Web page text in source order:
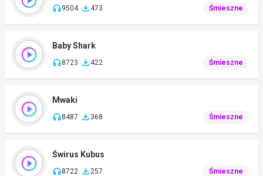
9504 473 Śmieszne
Baby Shark
8723 422 Śmieszne
Mwaki
8487 368 Śmieszne
Świrus Kubus
8722 257 Śmieszne